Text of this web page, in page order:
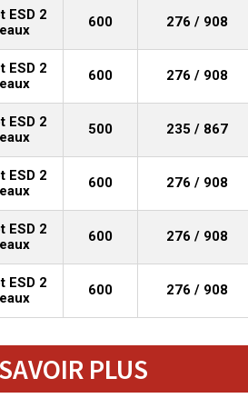
ESD 2
600 276 / 908
ESD 2
600 276 / 908
ESD 2
500 235 / 867
ESD 2
600 276 / 908
ESD 2
600 276 / 908
ESD 2
600 276 / 908
PLUS